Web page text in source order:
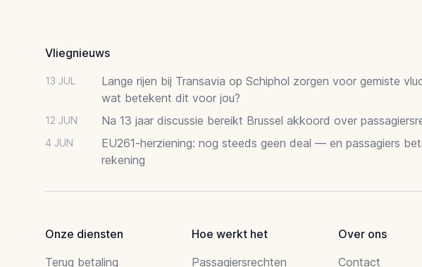
Vliegnieuws
13 JUL
Lange rijen bij Transavia op Schiphol zorgen voor gemiste
wat betekent dit voor jou?
12 JUN Na 13 jaar discussie bereikt Brussel akkoord over
4 JUN
EU261-herziening: nog steeds geen deal — en passagiers
rekening
Onze diensten
Terug betaling
Hoe werkt het
Passagiersrechten
Over ons
Contact